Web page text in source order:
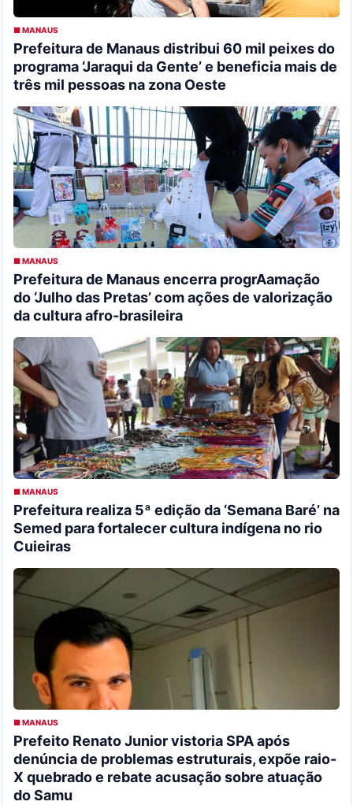
■ MANAUS
Prefeitura de Manaus distribui 60 mil peixes do
programa ‘Jaraqui da Gente’ e beneficia mais de
três mil pessoas na zona Oeste
■ MANAUS
Prefeitura de Manaus encerra progrAamação
do ‘Julho das Pretas’ com ações de valorização
da cultura afro-brasileira
■ MANAUS
Prefeitura realiza 5ª edição da ‘Semana Baré’ na
Semed para fortalecer cultura indígena no rio
Cuieiras
■ MANAUS
Prefeito Renato Junior vistoria SPA após
denúncia de problemas estruturais, expõe raio-
X quebrado e rebate acusação sobre atuação
do Samu